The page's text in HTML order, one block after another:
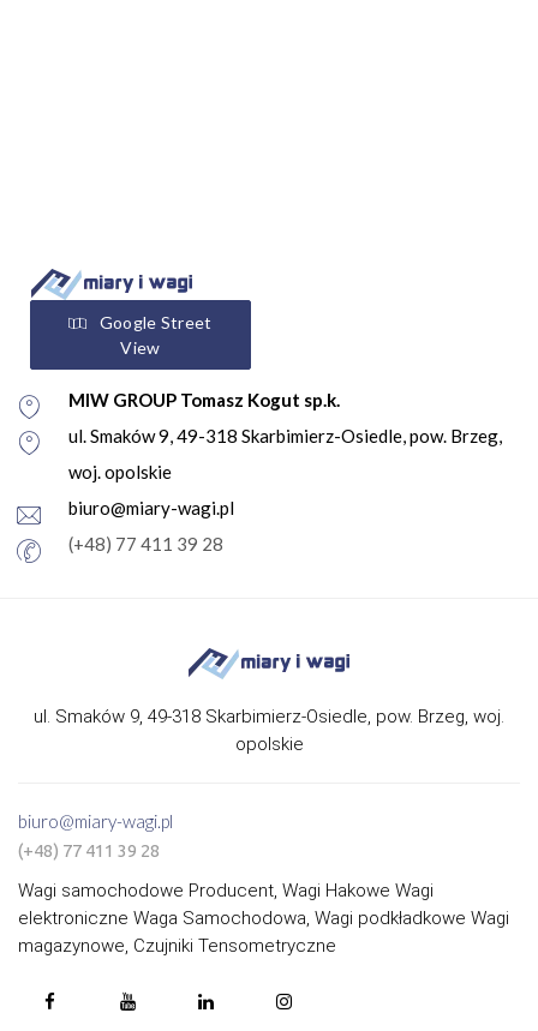
Google Street
View
MIW GROUP Tomasz Kogut sp.k.
ul. Smaków 9, 49-318 Skarbimierz-Osiedle, pow. Brzeg,
woj. opolskie
biuro@miary-wagi.pl
(+48) 77 411 39 28
ul. Smaków 9, 49-318 Skarbimierz-Osiedle, pow. Brzeg, woj.
opolskie
biuro@miary-wagi.pl
(+48) 77 411 39 28
Wagi samochodowe Producent, Wagi Hakowe Wagi
elektroniczne Waga Samochodowa, Wagi podkładkowe Wagi
magazynowe, Czujniki Tensometryczne